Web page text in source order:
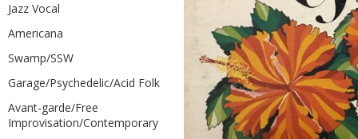
Jazz Vocal
Americana
Swamp/SSW
Garage/Psychedelic/Acid Folk
Avant-garde/Free
Improvisation/Contemporary